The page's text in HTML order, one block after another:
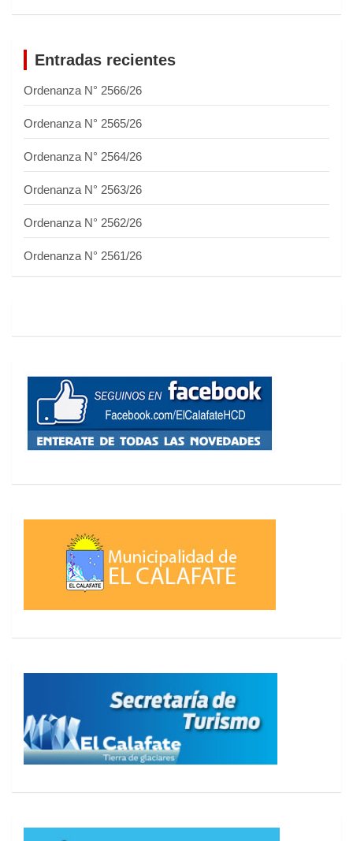
Entradas recientes
Ordenanza N° 2566/26
Ordenanza N° 2565/26
Ordenanza N° 2564/26
Ordenanza N° 2563/26
Ordenanza N° 2562/26
Ordenanza N° 2561/26